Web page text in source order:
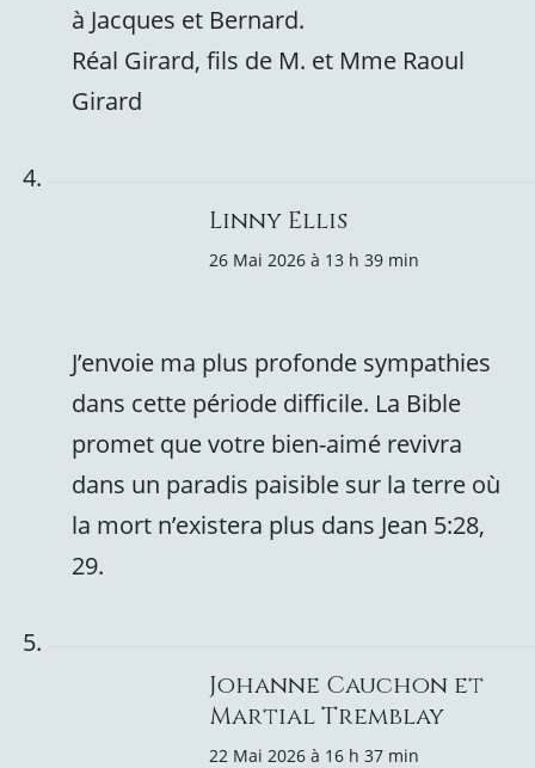
à Jacques et Bernard.
Réal Girard, fils de M. et Mme Raoul
Girard
Linny Ellis
26 Mai 2026 à 13 h 39 min
J’envoie ma plus profonde sympathies
dans cette période difficile. La Bible
promet que votre bien-aimé revivra
dans un paradis paisible sur la terre où
la mort n’existera plus dans Jean 5:28,
29.
Johanne Cauchon et
Martial Tremblay
22 Mai 2026 à 16 h 37 min